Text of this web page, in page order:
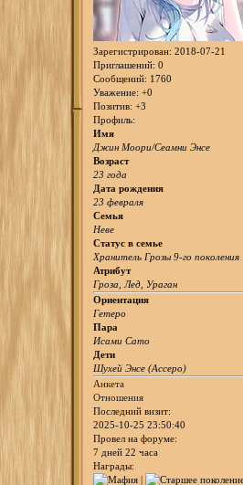
Зарегистрирован: 2018-07-21
Приглашений: 0
Сообщений: 1760
Уважение: +0
Позитив: +3
Профиль:
Имя
Джин Моори/Сеамни Энсе
Возраст
23 года
Дата рождения
23 февраля
Семья
Неве
Статус в семье
Хранитель Грозы 9-го поколения
Атрибут
Гроза, Лед, Ураган
Ориентация
Гетеро
Пара
Исами Сато
Дети
Шухей Энсе (Ассеро)
Анкета
Отношения
Последний визит:
2025-10-25 23:50:40
Провел на форуме:
7 дней 22 часа
Награды: